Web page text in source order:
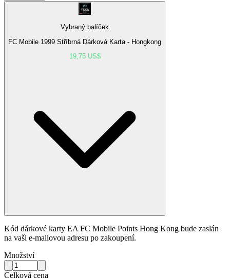
Vybraný balíček
FC Mobile 1999 Stříbrná Dárková Karta - Hongkong
19,75 US$
Kód dárkové karty EA FC Mobile Points Hong Kong bude zaslán
na vaši e-mailovou adresu po zakoupení.
Množství
Celková cena